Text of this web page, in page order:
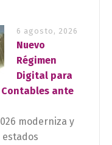
6 agosto, 2026
Nuevo
Régimen
Digital para
ante
moderniza y